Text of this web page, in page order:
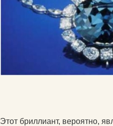
Этот бриллиант, вероятно,